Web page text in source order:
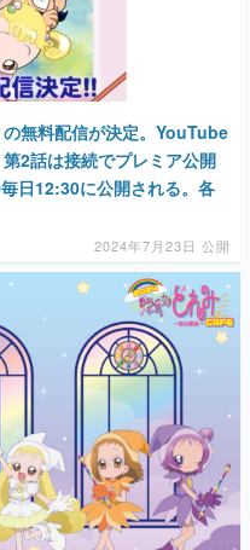
の無料配信が決定。YouTube
2話は接続でプレミア公開
日12:30に公開される。各
2024年7月23日 公開